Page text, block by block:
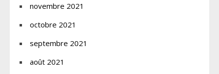
novembre 2021
octobre 2021
septembre 2021
août 2021